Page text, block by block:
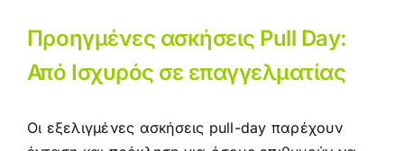
Προηγμένες ασκήσεις Pull Day:
Από Ισχυρός σε επαγγελματίας
Οι εξελιγμένες ασκήσεις pull-day παρέχουν